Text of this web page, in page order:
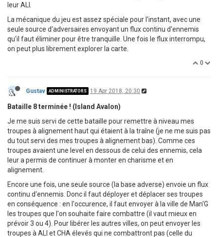
leur ALI.
La mécanique du jeu est assez spéciale pour l'instant, avec une
seule source d'adversaires envoyant un flux continu d'ennemis
qu'il faut éliminer pour être tranquille. Une fois le flux interrompu,
on peut plus librement explorer la carte.
0
Gustav ADMINISTRATORS 19 Apr 2018, 20:30
Bataille 8 terminée ! (Island Avalon)
Je me suis servi de cette bataille pour remettre à niveau mes
troupes à alignement haut qui étaient à la traîne (je ne me suis pas
du tout servi des mes troupes à alignement bas). Comme ces
troupes avaient une level en dessous de celui des ennemis, cela
leur a permis de continuer à monter en charisme et en
alignement.
Encore une fois, une seule source (la base adverse) envoie un flux
continu d'ennemis. Donc il faut déployer et déplacer ses troupes
en conséquence : en l'occurence, il faut envoyer à la ville de Man'G
les troupes que l'on souhaite faire combattre (il vaut mieux en
prévoir 3 ou 4). Pour libérer les autres villes, on peut envoyer les
troupes à ALI et CHA élevés qui ne combattront pas (celle du